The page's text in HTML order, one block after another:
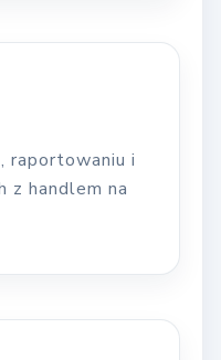
raportowaniu i
z handlem na